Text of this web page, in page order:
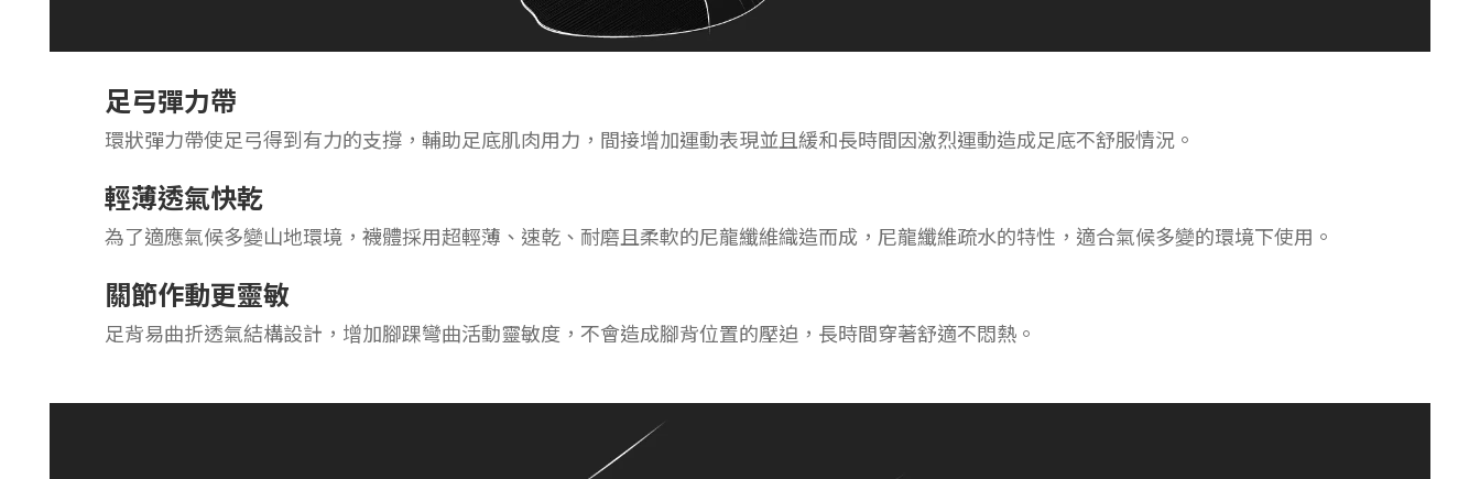
足弓彈力帶
環狀彈力帶使足弓得到有力的支撐，輔助足底肌肉用力，間接增加運動表現並且緩和長時間因激烈運動造成足底不舒服情況。
輕薄透氣快乾
為了適應氣候多變山地環境，襪體採用超輕薄、速乾、耐磨且柔軟的尼龍纖維織造而成，尼龍纖維疏水的特性，適合氣候多變的環境下使用。
關節作動更靈敏
足背易曲折透氣結構設計，增加腳踝彎曲活動靈敏度，不會造成腳背位置的壓迫，長時間穿著舒適不悶熱。